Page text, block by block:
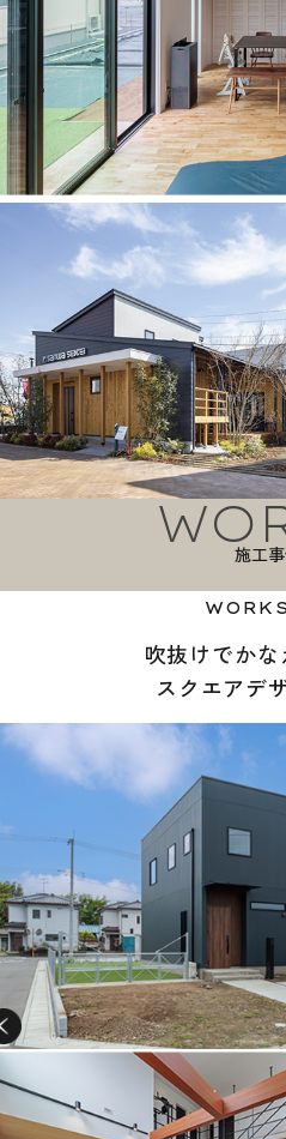
施工
WORKS
吹抜けでか
スクエアデ